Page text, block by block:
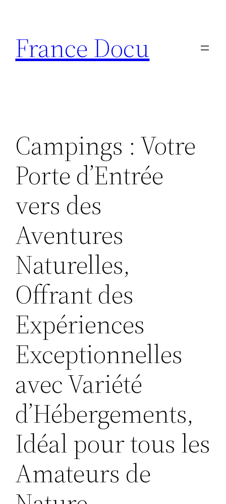
contenu
France Docu
Campings : Votre
Porte d’Entrée
vers des
Aventures
Naturelles,
Offrant des
Expériences
Exceptionnelles
avec Variété
d’Hébergements,
Idéal pour tous les
Amateurs de